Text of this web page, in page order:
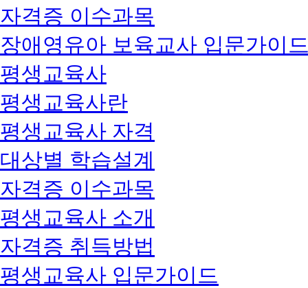
자격증 이수과목
장애영유아 보육교사 입문가이
평생교육사
평생교육사란
평생교육사 자격
대상별 학습설계
자격증 이수과목
평생교육사 소개
자격증 취득방법
평생교육사 입문가이드